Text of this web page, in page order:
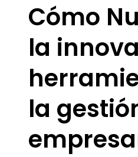
Cómo
la
la